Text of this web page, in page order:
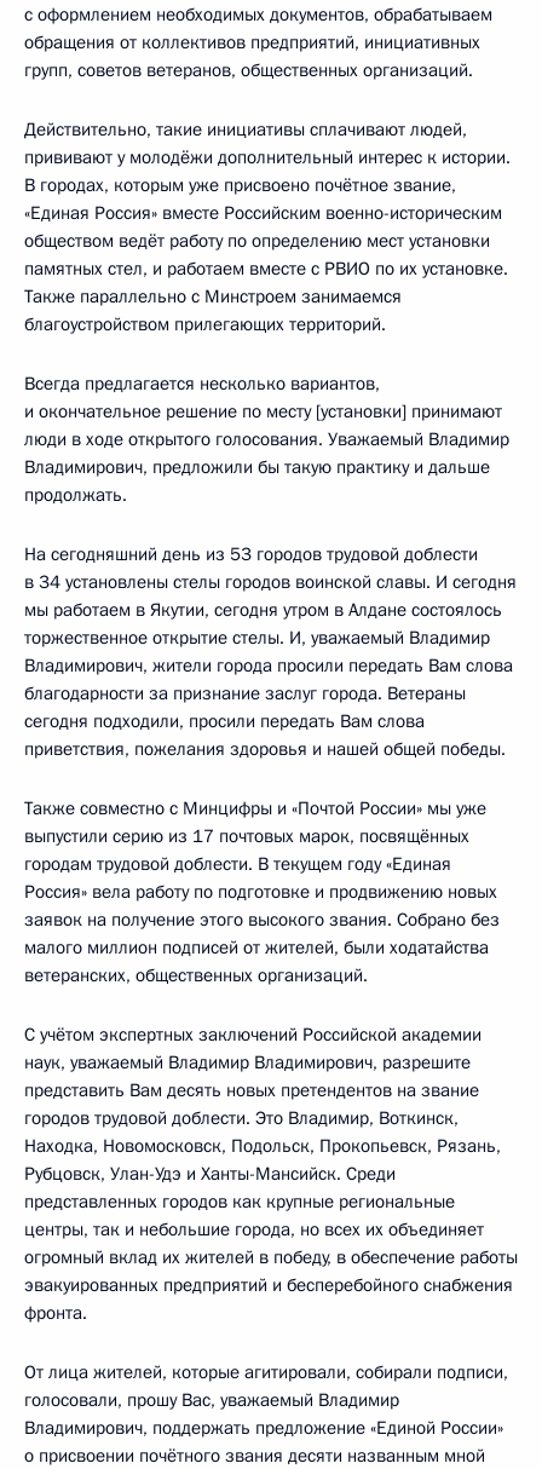
с оформлением необходимых документов, обрабатываем
обращения от коллективов предприятий, инициативных
групп, советов ветеранов, общественных организаций.
Действительно, такие инициативы сплачивают людей,
прививают у молодёжи дополнительный интерес к истории.
В городах, которым уже присвоено почётное звание,
«Единая Россия» вместе Российским военно-историческим
обществом ведёт работу по определению мест установки
памятных стел, и работаем вместе с РВИО по их установке.
Также параллельно с Минстроем занимаемся
благоустройством прилегающих территорий.
Всегда предлагается несколько вариантов,
и окончательное решение по месту [установки] принимают
люди в ходе открытого голосования. Уважаемый Владимир
Владимирович, предложили бы такую практику и дальше
продолжать.
На сегодняшний день из 53 городов трудовой доблести
в 34 установлены стелы городов воинской славы. И сегодня
мы работаем в Якутии, сегодня утром в Алдане состоялось
торжественное открытие стелы. И, уважаемый Владимир
Владимирович, жители города просили передать Вам слова
благодарности за признание заслуг города. Ветераны
сегодня подходили, просили передать Вам слова
приветствия, пожелания здоровья и нашей общей победы.
Также совместно с Минцифры и «Почтой России» мы уже
выпустили серию из 17 почтовых марок, посвящённых
городам трудовой доблести. В текущем году «Единая
Россия» вела работу по подготовке и продвижению новых
заявок на получение этого высокого звания. Собрано без
малого миллион подписей от жителей, были ходатайства
ветеранских, общественных организаций.
С учётом экспертных заключений Российской академии
наук, уважаемый Владимир Владимирович, разрешите
представить Вам десять новых претендентов на звание
городов трудовой доблести. Это Владимир, Воткинск,
Находка, Новомосковск, Подольск, Прокопьевск, Рязань,
Рубцовск, Улан-Удэ и Ханты-Мансийск. Среди
представленных городов как крупные региональные
центры, так и небольшие города, но всех их объединяет
огромный вклад их жителей в победу, в обеспечение работы
эвакуированных предприятий и бесперебойного снабжения
фронта.
От лица жителей, которые агитировали, собирали подписи,
голосовали, прошу Вас, уважаемый Владимир
Владимирович, поддержать предложение «Единой России»
о присвоении почётного звания десяти названным мной